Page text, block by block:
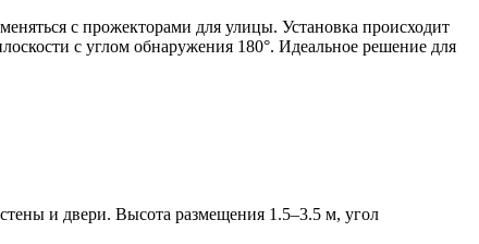
с прожекторами для улицы. Установка происходит
с углом обнаружения 180°. Идеальное решение для
и двери. Высота размещения 1.5–3.5 м, угол